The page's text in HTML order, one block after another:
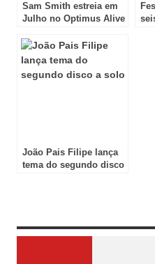
Sam Smith estreia em
Julho no Optimus Alive
João Pais Filipe lança
tema do segundo disco